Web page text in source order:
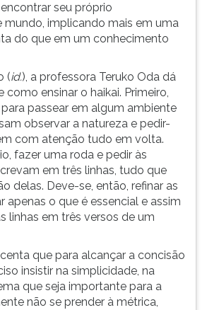
seu próprio
mundo, implicando mais em uma
do que em um conhecimento
(id.), a professora Teruko Oda dá
como ensinar o haikai. Primeiro,
passear em algum ambiente
observar a natureza e pedir-
com atenção tudo em volta.
fazer uma roda e pedir às
em três linhas, tudo que
delas. Deve-se, então, refinar as
apenas o que é essencial e assim
linhas em três versos de um
que para alcançar a concisão
insistir na simplicidade, na
que seja importante para a
não se prender à métrica,